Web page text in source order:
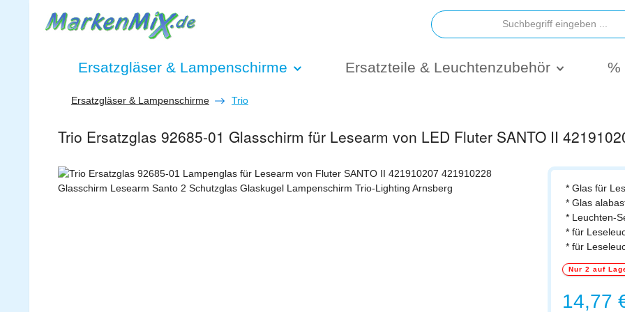
Hauptinhalt springen
Zur Suche springen
Zur Hauptnavigation springen
Ersatzgläser & Lampenschirme Ersatzteile & Leuchtenzubehör %
Ersatzgläser & Lampenschirme Trio
Trio Ersatzglas 92685-01 Glasschirm für Lesearm von LED Fluter SANTO II
Bildergalerie überspringen
* Glas für
* Glas
* Leuchten-
* für
* für
Nur 2 auf
Regulärer
14,77